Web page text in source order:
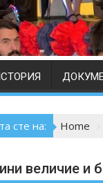
сте на: Home
величие и